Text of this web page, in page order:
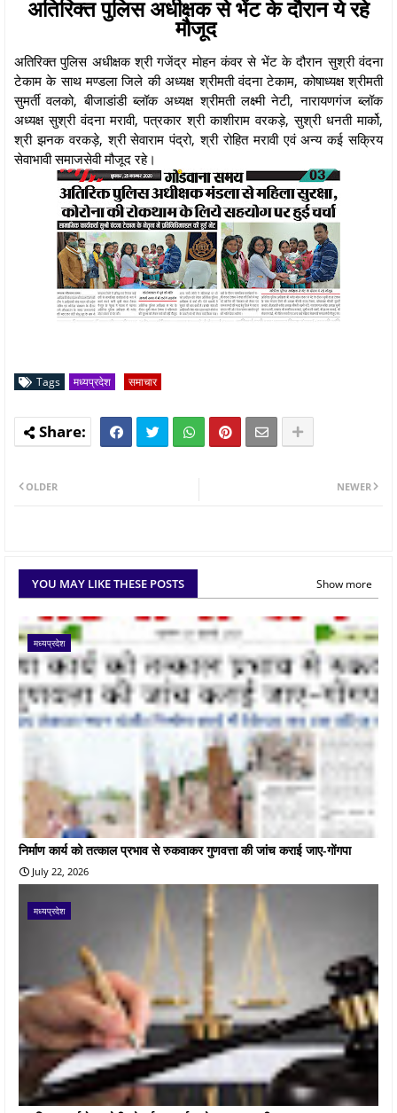
अतिरिक्त पुलिस अधीक्षक से भेंट के दौरान ये रहे
मौजूद
अतिरिक्त पुलिस अधीक्षक श्री गजेंद्र मोहन कंवर से भेंट के दौरान सुश्री वंदना
टेकाम के साथ मण्डला जिले की अध्यक्ष श्रीमती वंदना टेकाम, कोषाध्यक्ष श्रीमती
सुमर्ती वलको, बीजाडांडी ब्लॉक अध्यक्ष श्रीमती लक्ष्मी नेटी, नारायणगंज ब्लॉक
अध्यक्ष सुश्री वंदना मरावी, पत्रकार श्री काशीराम वरकड़े, सुश्री धनती मार्को,
श्री झनक वरकड़े, श्री सेवाराम पंद्रो, श्री रोहित मरावी एवं अन्य कई सक्रिय
सेवाभावी समाजसेवी मौजूद रहे।
Tags मध्यप्रदेश समाचार
NEWER
OLDER
YOU MAY LIKE THESE POSTS Show more
मध्यप्रदेश
निर्माण कार्य को तत्काल प्रभाव से रुकवाकर गुणवत्ता की जांच कराई जाए-गोंगपा
July 22, 2026
मध्यप्रदेश